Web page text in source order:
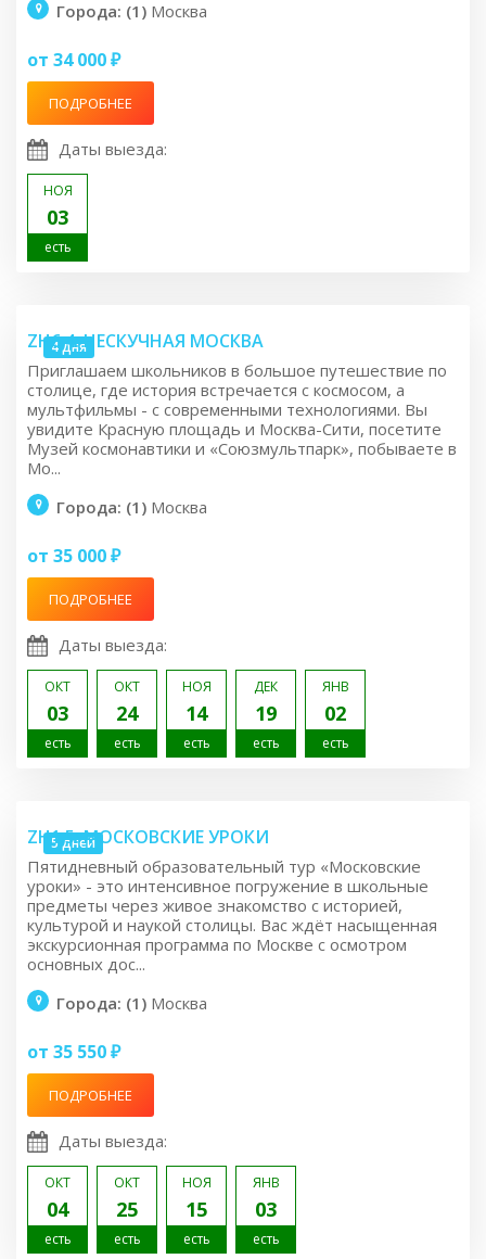
Города: (1) Москва
от 34 000 ₽
ПОДРОБНЕЕ
Даты выезда:
НОЯ
03
есть
4 дня
ZH6.4: НЕСКУЧНАЯ МОСКВА
Приглашаем школьников в большое путешествие по
столице, где история встречается с космосом, а
мультфильмы - с современными технологиями. Вы
увидите Красную площадь и Москва-Сити, посетите
Музей космонавтики и «Союзмультпарк», побываете в
Мо...
Города: (1) Москва
от 35 000 ₽
ПОДРОБНЕЕ
Даты выезда:
ОКТ
03
есть
ОКТ
24
есть
НОЯ
14
есть
ДЕК
19
есть
ЯНВ
02
есть
5 дней
ZH1.5: МОСКОВСКИЕ УРОКИ
Пятидневный образовательный тур «Московские
уроки» - это интенсивное погружение в школьные
предметы через живое знакомство с историей,
культурой и наукой столицы. Вас ждёт насыщенная
экскурсионная программа по Москве с осмотром
основных дос...
Города: (1) Москва
от 35 550 ₽
ПОДРОБНЕЕ
Даты выезда:
ОКТ
04
есть
ОКТ
25
есть
НОЯ
15
есть
ЯНВ
03
есть